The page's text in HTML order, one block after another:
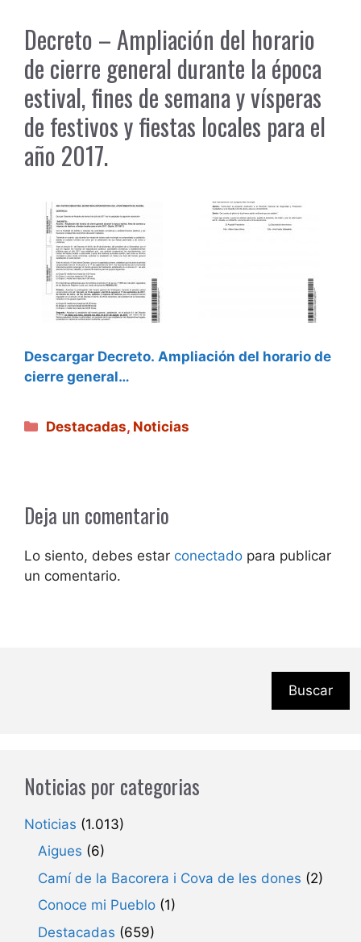
Decreto – Ampliación del horario
de cierre general durante la época
estival, fines de semana y vísperas
de festivos y fiestas locales para el
año 2017.
Descargar Decreto. Ampliación del horario de
cierre general…
Categorías
Destacadas, Noticias
Deja un comentario
Lo siento, debes estar conectado para publicar
un comentario.
Buscar
Noticias por categorias
Noticias (1.013)
Aigues (6)
Camí de la Bacorera i Cova de les dones (2)
Conoce mi Pueblo (1)
Destacadas (659)